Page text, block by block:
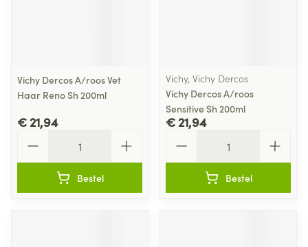
Vichy Dercos A/roos Vet
Haar Reno Sh 200ml
€ 21,94
Bestel
Vichy, Vichy Dercos
Vichy Dercos A/roos
Sensitive Sh 200ml
€ 21,94
Bestel